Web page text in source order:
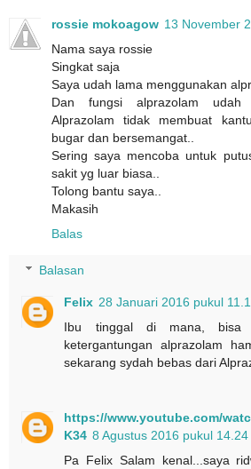
rossie mokoagow 13 November
Nama saya rossie
Singkat saja
Saya udah lama menggunakan
Dan fungsi alprazolam udah
Alprazolam tidak membuat
bugar dan bersemangat..
Sering saya mencoba untuk
sakit yg luar biasa..
Tolong bantu saya..
Makasih
Balas
Balasan
Felix 28 Januari 2016 pukul
Ibu tinggal di mana, bisa
ketergantungan alprazolam
sekarang sydah bebas dari
https://www.youtube.com/
K34 8 Agustus 2016 pukul 14.24
Pa Felix Salam kenal...saya